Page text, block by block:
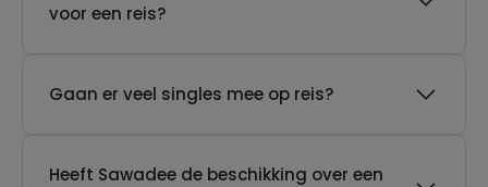
voor een reis?
Gaan er veel singles mee op reis?
Heeft Sawadee de beschikking over een